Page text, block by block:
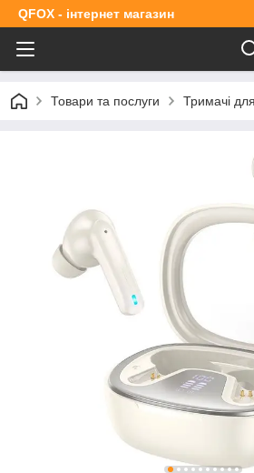
QFOX - інтернет магазин
Товари та послуги Тримачі